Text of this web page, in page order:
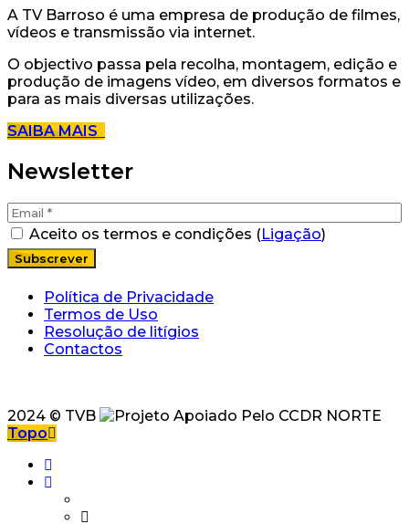
A TV Barroso é uma empresa de produção de filmes,
vídeos e transmissão via internet.
O objectivo passa pela recolha, montagem, edição e
produção de imagens vídeo, em diversos formatos e
para as mais diversas utilizações.
SAIBA MAIS
Newsletter
Aceito os termos e condições (Ligação)
Política de Privacidade
Termos de Uso
Resolução de litígios
Contactos
2024 © TVB
Topo